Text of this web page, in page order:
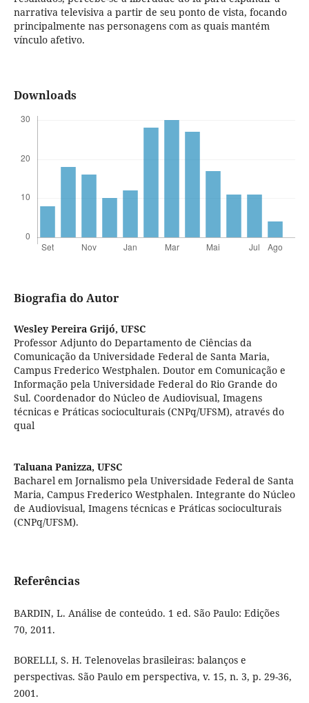
narrativa televisiva a partir de seu ponto de vista, focando
principalmente nas personagens com as quais mantém
vínculo afetivo.
Downloads
Biografia do Autor
Wesley Pereira Grijó, UFSC
Professor Adjunto do Departamento de Ciências da
Comunicação da Universidade Federal de Santa Maria,
Campus Frederico Westphalen. Doutor em Comunicação e
Informação pela Universidade Federal do Rio Grande do
Sul. Coordenador do Núcleo de Audiovisual, Imagens
técnicas e Práticas socioculturais (CNPq/UFSM), através do
qual
Taluana Panizza, UFSC
Bacharel em Jornalismo pela Universidade Federal de Santa
Maria, Campus Frederico Westphalen. Integrante do Núcleo
de Audiovisual, Imagens técnicas e Práticas socioculturais
(CNPq/UFSM).
Referências
BARDIN, L. Análise de conteúdo. 1 ed. São Paulo: Edições
70, 2011.
BORELLI, S. H. Telenovelas brasileiras: balanços e
perspectivas. São Paulo em perspectiva, v. 15, n. 3, p. 29-36,
2001.